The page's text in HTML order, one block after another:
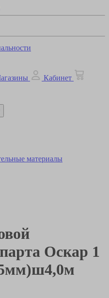
Кабинет
материалы
Оскар 1